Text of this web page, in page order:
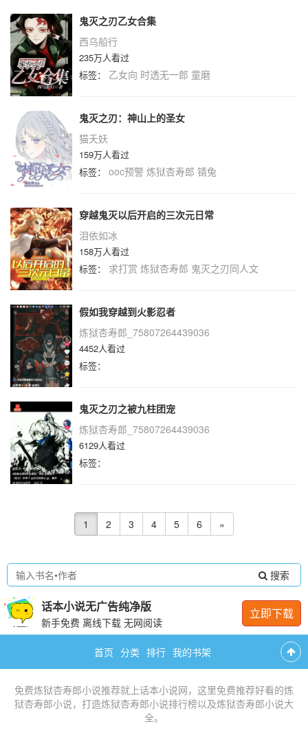
鬼灭之刃乙女合集
西乌船行
235万人看过
标签： 乙女向 时透无一郎 童磨
鬼灭之刃：神山上的圣女
猫夭妖
159万人看过
标签： ooc预警 炼狱杏寿郎 锖兔
穿越鬼灭以后开启的三次元日常
泪依如冰
158万人看过
标签： 求打赏 炼狱杏寿郎 鬼灭之刃同人文
假如我穿越到火影忍者
炼狱杏寿郎_75807264439036
4452人看过
标签：
鬼灭之刃之被九柱团宠
炼狱杏寿郎_75807264439036
6129人看过
标签：
1 2 3 4 5 6 »
搜索
话本小说无广告纯净版
新手免费 离线下载 无网阅读
立即下载
首页 分类 排行 我的书架
免费炼狱杏寿郎小说推荐就上话本小说网，这里免费推荐好看的炼
狱杏寿郎小说，打造炼狱杏寿郎小说排行榜以及炼狱杏寿郎小说大
全。